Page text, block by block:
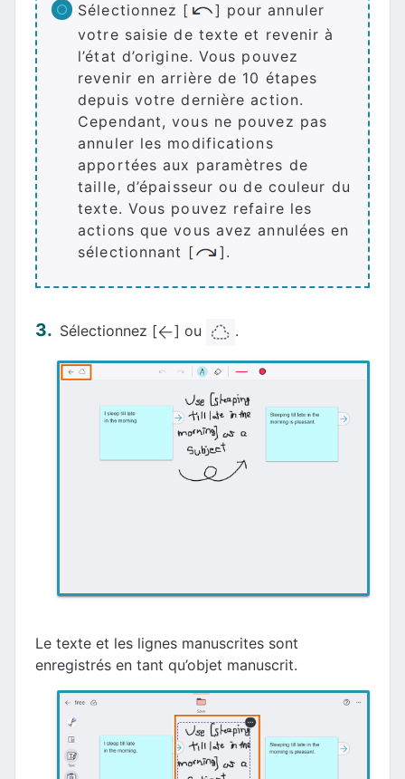
Sélectionnez [
] pour annuler
votre saisie de texte et revenir à
l’état d’origine. Vous pouvez
revenir en arrière de 10 étapes
depuis votre dernière action.
Cependant, vous ne pouvez pas
annuler les modifications
apportées aux paramètres de
taille, d’épaisseur ou de couleur du
texte. Vous pouvez refaire les
actions que vous avez annulées en
sélectionnant [
].
Sélectionnez [ ] ou .
Le texte et les lignes manuscrites sont
enregistrés en tant qu’objet manuscrit.